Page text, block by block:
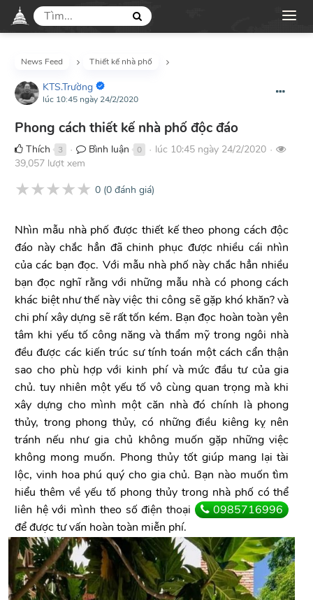
News Feed Thiết kế nhà phố
KTS.Trường
lúc 10:45 ngày 24/2/2020
Phong cách thiết kế nhà phố độc đáo
Thích 3 ● Bình luận 0 ● lúc 10:45 ngày 24/2/2020 ●
39,057 lượt xem
★★★★★ 0 (0 đánh giá)
Nhìn mẫu nhà phố được thiết kế theo phong cách độc
đáo này chắc hẳn đã chinh phục được nhiều cái nhìn
của các bạn đọc. Với mẫu nhà phố này chắc hẳn nhiều
bạn đọc nghĩ rằng với những mẫu nhà có phong cách
khác biệt như thế này việc thi công sẽ gặp khó khăn? và
chi phí xây dựng sẽ rất tốn kém. Bạn đọc hoàn toàn yên
tâm khi yếu tố công năng và thẩm mỹ trong ngôi nhà
đều được các kiến trúc sư tính toán một cách cẩn thận
sao cho phù hợp với kinh phí và mức đầu tư của gia
chủ. tuy nhiên một yếu tố vô cùng quan trọng mà khi
xây dựng cho mình một căn nhà đó chính là phong
thủy, trong phong thủy, có những điều kiêng kỵ nên
tránh nếu như gia chủ không muốn gặp những việc
không mong muốn. Phong thủy tốt giúp mang lại tài
lộc, vinh hoa phú quý cho gia chủ. Bạn nào muốn tìm
hiểu thêm về yếu tố phong thủy trong nhà phố có thể
liên hệ với mình theo số điện thoại
0985716996
để được tư vấn hoàn toàn miễn phí.